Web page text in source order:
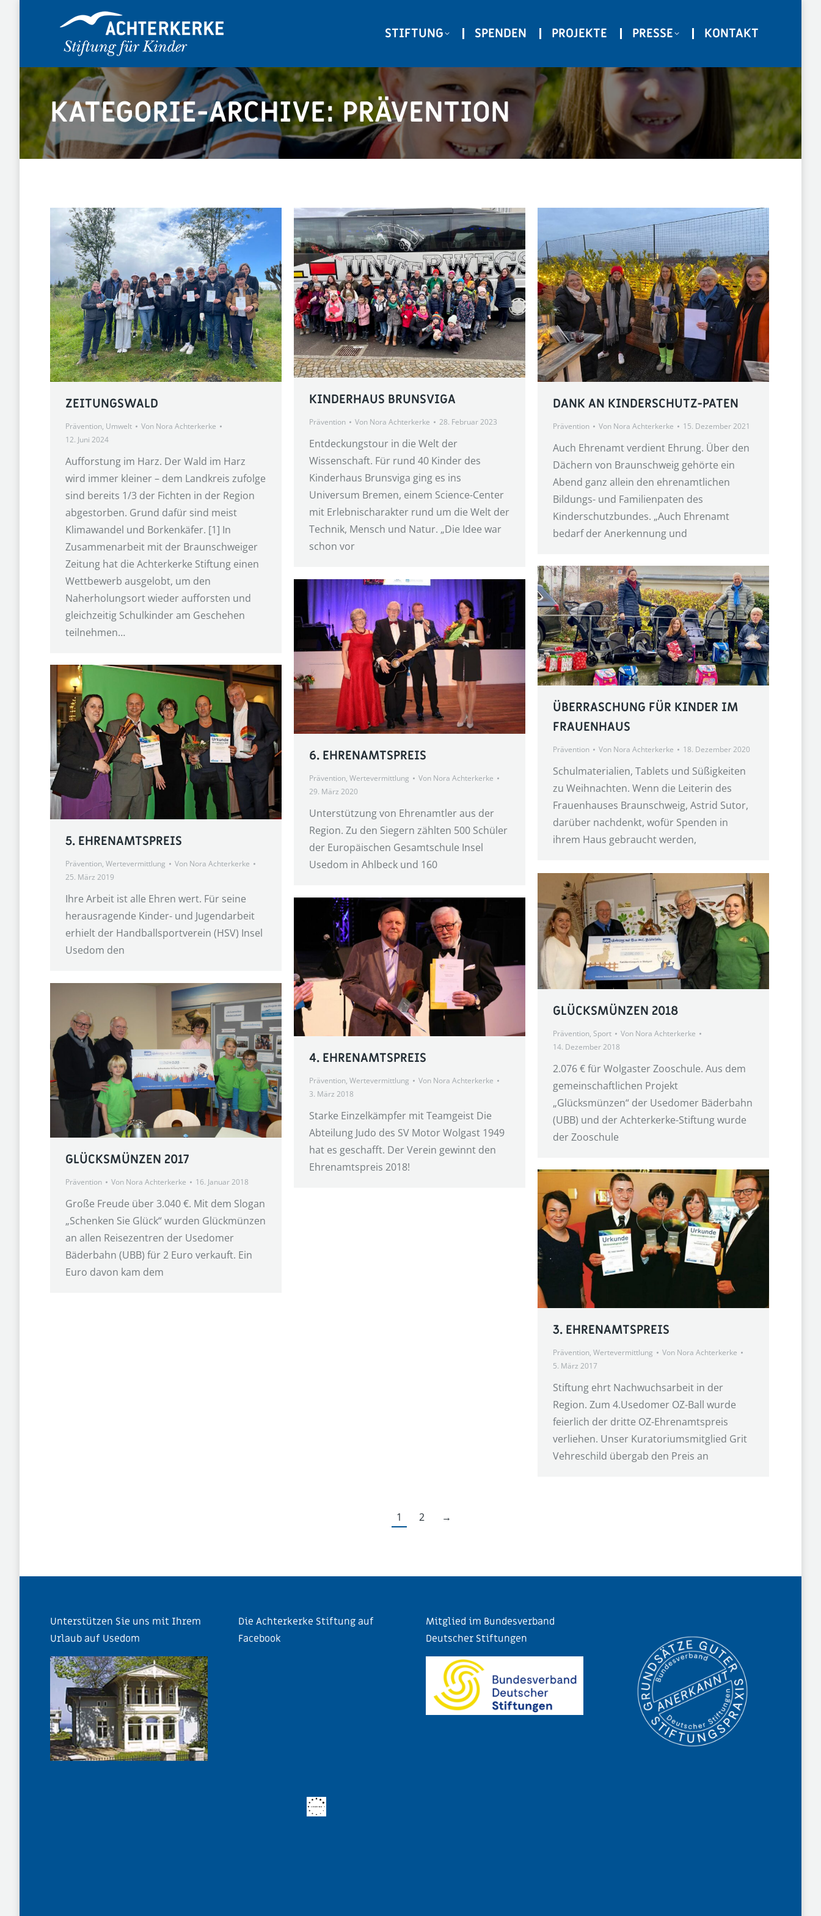
STIFTUNG SPENDEN PROJEKTE PRESSE KONTAKT
KATEGORIE-ARCHIVE:PRÄVENTION
ZEITUNGSWALD
Prävention, Umwelt Von Nora Achterkerke
12. Juni 2024
Aufforstung im Harz. Der Wald im Harz
wird immer kleiner – dem Landkreis zufolge
sind bereits 1/3 der Fichten in der Region
abgestorben. Grund dafür sind meist
Klimawandel und Borkenkäfer. [1] In
Zusammenarbeit mit der Braunschweiger
Zeitung hat die Achterkerke Stiftung einen
Wettbewerb ausgelobt, um den
Naherholungsort wieder aufforsten und
gleichzeitig Schulkinder am Geschehen
teilnehmen…
KINDERHAUS BRUNSVIGA
Prävention Von Nora Achterkerke 28. Februar 2023
Entdeckungstour in die Welt der
Wissenschaft. Für rund 40 Kinder des
Kinderhaus Brunsviga ging es ins
Universum Bremen, einem Science-Center
mit Erlebnischarakter rund um die Welt der
Technik, Mensch und Natur. „Die Idee war
schon vor
DANK AN KINDERSCHUTZ-PATEN
Prävention Von Nora Achterkerke 15. Dezember 2021
Auch Ehrenamt verdient Ehrung. Über den
Dächern von Braunschweig gehörte ein
Abend ganz allein den ehrenamtlichen
Bildungs- und Familienpaten des
Kinderschutzbundes. „Auch Ehrenamt
bedarf der Anerkennung und
ÜBERRASCHUNG FÜR KINDER IM
FRAUENHAUS
Prävention Von Nora Achterkerke 18. Dezember 2020
Schulmaterialien, Tablets und Süßigkeiten
zu Weihnachten. Wenn die Leiterin des
Frauenhauses Braunschweig, Astrid Sutor,
darüber nachdenkt, wofür Spenden in
ihrem Haus gebraucht werden,
6. EHRENAMTSPREIS
Prävention, Wertevermittlung Von Nora Achterkerke
29. März 2020
Unterstützung von Ehrenamtler aus der
Region. Zu den Siegern zählten 500 Schüler
der Europäischen Gesamtschule Insel
Usedom in Ahlbeck und 160
5. EHRENAMTSPREIS
Prävention, Wertevermittlung Von Nora Achterkerke
25. März 2019
Ihre Arbeit ist alle Ehren wert. Für seine
herausragende Kinder- und Jugendarbeit
erhielt der Handballsportverein (HSV) Insel
Usedom den
GLÜCKSMÜNZEN 2018
Prävention, Sport Von Nora Achterkerke
14. Dezember 2018
2.076 € für Wolgaster Zooschule. Aus dem
gemeinschaftlichen Projekt
„Glücksmünzen“ der Usedomer Bäderbahn
(UBB) und der Achterkerke-Stiftung wurde
der Zooschule
4. EHRENAMTSPREIS
Prävention, Wertevermittlung Von Nora Achterkerke
3. März 2018
Starke Einzelkämpfer mit Teamgeist Die
Abteilung Judo des SV Motor Wolgast 1949
hat es geschafft. Der Verein gewinnt den
Ehrenamtspreis 2018!
GLÜCKSMÜNZEN 2017
Prävention Von Nora Achterkerke 16. Januar 2018
Große Freude über 3.040 €. Mit dem Slogan
„Schenken Sie Glück“ wurden Glückmünzen
an allen Reisezentren der Usedomer
Bäderbahn (UBB) für 2 Euro verkauft. Ein
Euro davon kam dem
3. EHRENAMTSPREIS
Prävention, Wertevermittlung Von Nora Achterkerke
5. März 2017
Stiftung ehrt Nachwuchsarbeit in der
Region. Zum 4.Usedomer OZ-Ball wurde
feierlich der dritte OZ-Ehrenamtspreis
verliehen. Unser Kuratoriumsmitglied Grit
Vehreschild übergab den Preis an
1 2 →
Unterstützen Sie uns mit Ihrem
Urlaub auf Usedom
Die Achterkerke Stiftung auf
Facebook
Mitglied im Bundesverband
Deutscher Stiftungen